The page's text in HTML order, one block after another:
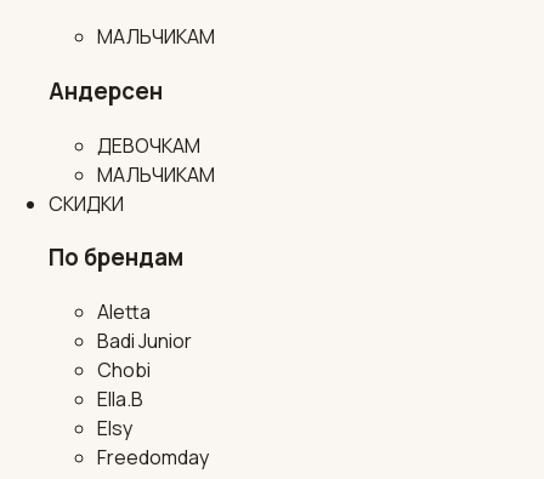
МАЛЬЧИКАМ
Андерсен
ДЕВОЧКАМ
МАЛЬЧИКАМ
СКИДКИ
По брендам
Aletta
Badi Junior
Chobi
Ella.B
Elsy
Freedomday